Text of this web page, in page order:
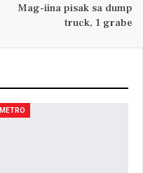
Mag-iina pisak sa dump
truck, 1 grabe
METRO